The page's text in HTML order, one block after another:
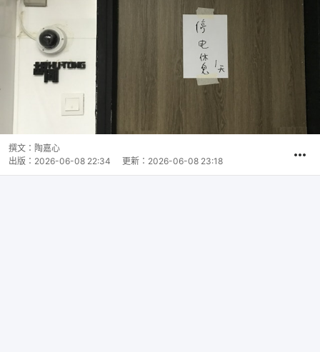
撰文： 陶嘉心
出版： 2026-06-08 22:34 更新： 2026-06-08 23:18